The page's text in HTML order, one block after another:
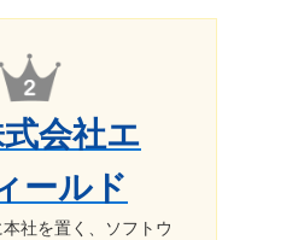
会社エ
ールド
社を置く、ソフトウ